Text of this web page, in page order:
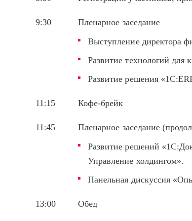
9:30
Пленарное заседание
Выступление директора
Развитие технологий для
Развитие решения
11:15 Кофе-брейк
11:45
Пленарное заседание
Развитие решений
Управление холдингом».
Панельная дискуссия
13:00 Обед